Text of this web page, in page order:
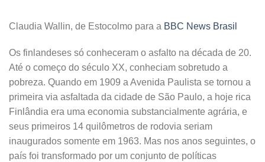
Claudia Wallin, de Estocolmo para a BBC News Brasil
Os finlandeses só conheceram o asfalto na década de 20.
Até o começo do século XX, conheciam sobretudo a
pobreza. Quando em 1909 a Avenida Paulista se tornou a
primeira via asfaltada da cidade de São Paulo, a hoje rica
Finlândia era uma economia substancialmente agrária, e
seus primeiros 14 quilômetros de rodovia seriam
inaugurados somente em 1963. Mas nos anos seguintes, o
país foi transformado por um conjunto de políticas